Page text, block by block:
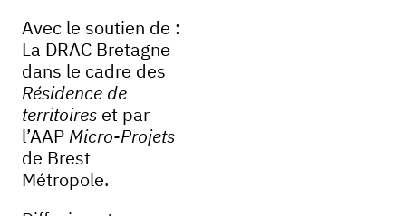
Avec le soutien de :
La DRAC Bretagne
dans le cadre des
Résidence de
territoires et par
l’AAP Micro-Projets
de Brest
Métropole.